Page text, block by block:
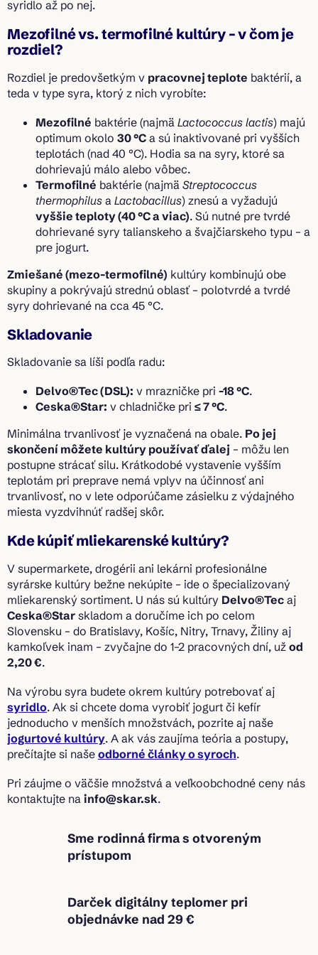
syridlo až po nej.
Mezofilné vs. termofilné kultúry – v čom je
rozdiel?
Rozdiel je predovšetkým v pracovnej teplote baktérií, a
teda v type syra, ktorý z nich vyrobíte:
Mezofilné baktérie (najmä Lactococcus lactis) majú
optimum okolo 30 °C a sú inaktivované pri vyšších
teplotách (nad 40 °C). Hodia sa na syry, ktoré sa
dohrievajú málo alebo vôbec.
Termofilné baktérie (najmä Streptococcus
thermophilus a Lactobacillus) znesú a vyžadujú
vyššie teploty (40 °C a viac). Sú nutné pre tvrdé
dohrievané syry talianskeho a švajčiarskeho typu – a
pre jogurt.
Zmiešané (mezo-termofilné) kultúry kombinujú obe
skupiny a pokrývajú strednú oblasť – polotvrdé a tvrdé
syry dohrievané na cca 45 °C.
Skladovanie
Skladovanie sa líši podľa radu:
Delvo®Tec (DSL): v mrazničke pri -18 °C.
Ceska®Star: v chladničke pri ≤ 7 °C.
Minimálna trvanlivosť je vyznačená na obale. Po jej
skončení môžete kultúry používať ďalej – môžu len
postupne strácať silu. Krátkodobé vystavenie vyšším
teplotám pri preprave nemá vplyv na účinnosť ani
trvanlivosť, no v lete odporúčame zásielku z výdajného
miesta vyzdvihnúť radšej skôr.
Kde kúpiť mliekarenské kultúry?
V supermarkete, drogérii ani lekárni profesionálne
syrárske kultúry bežne nekúpite – ide o špecializovaný
mliekarenský sortiment. U nás sú kultúry Delvo®Tec aj
Ceska®Star skladom a doručíme ich po celom
Slovensku – do Bratislavy, Košíc, Nitry, Trnavy, Žiliny aj
kamkoľvek inam – zvyčajne do 1–2 pracovných dní, už od
2,20 €.
Na výrobu syra budete okrem kultúry potrebovať aj
syridlo. Ak si chcete doma vyrobiť jogurt či kefír
jednoducho v menších množstvách, pozrite aj naše
jogurtové kultúry. A ak vás zaujíma teória a postupy,
prečítajte si naše odborné články o syroch.
Pri záujme o väčšie množstvá a veľkoobchodné ceny nás
kontaktujte na info@skar.sk.
Sme rodinná firma s otvoreným
prístupom
Darček digitálny teplomer pri
objednávke nad 29 €